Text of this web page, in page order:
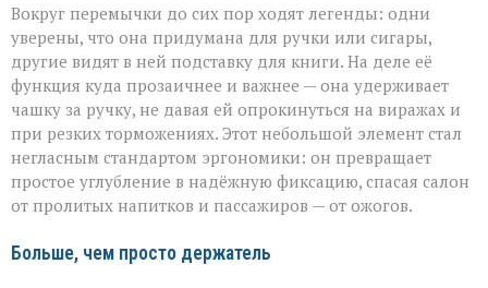
Вокруг перемычки до сих пор ходят легенды: одни
уверены, что она придумана для ручки или сигары,
другие видят в ней подставку для книги. На деле её
функция куда прозаичнее и важнее — она удерживает
чашку за ручку, не давая ей опрокинуться на виражах и
при резких торможениях. Этот небольшой элемент стал
негласным стандартом эргономики: он превращает
простое углубление в надёжную фиксацию, спасая салон
от пролитых напитков и пассажиров — от ожогов.
Больше, чем просто держатель